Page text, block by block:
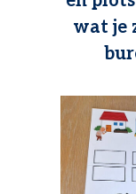
wat je